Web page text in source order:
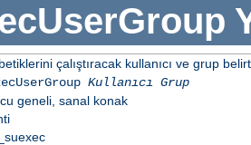
çalıştıracak kullanıcı ve grup
Kullanıcı Grup
geneli, sanal konak